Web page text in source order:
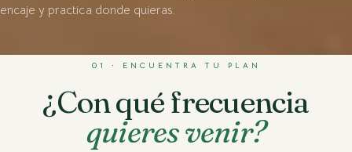
encaje y practica donde quieras.
01 · ENCUENTRA TU PLAN
¿Con qué frecuencia
quieres venir?